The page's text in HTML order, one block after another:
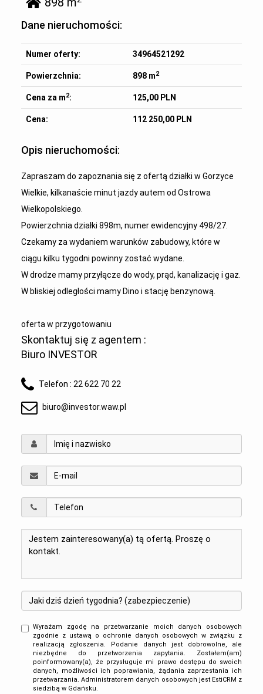
Dane nieruchomości:
Numer oferty: 34964521292
Powierzchnia: 898 m2
Cena za m2: 125,00 PLN
Cena: 112 250,00 PLN
Opis nieruchomości:
Zapraszam do zapoznania się z ofertą działki w Gorzyce
Wielkie, kilkanaście minut jazdy autem od Ostrowa
Wielkopolskiego.
Powierzchnia działki 898m, numer ewidencyjny 498/27.
Czekamy za wydaniem warunków zabudowy, które w
ciągu kilku tygodni powinny zostać wydane.
W drodze mamy przyłącze do wody, prąd, kanalizację i gaz.
W bliskiej odległości mamy Dino i stację benzynową.
oferta w przygotowaniu
Skontaktuj się z agentem :
Biuro INVESTOR
Telefon : 22 622 70 22
biuro@investor.waw.pl
Wyrażam zgodę na przetwarzanie moich danych osobowych
zgodnie z ustawą o ochronie danych osobowych w związku z
realizacją zgłoszenia. Podanie danych jest dobrowolne, ale
niezbędne do przetworzenia zapytania. Zostałem(am)
poinformowany(a), że przysługuje mi prawo dostępu do swoich
danych, możliwości ich poprawiania, żądania zaprzestania ich
przetwarzania. Administratorem danych osobowych jest EstiCRM z
siedzibą w Gdańsku.